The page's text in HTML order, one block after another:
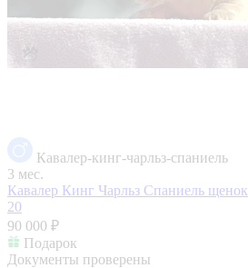
Кавалер-кинг-чарльз-спаниель
3 мес.
Кавалер Кинг Чарльз Спаниель щенок
20
90 000 ₽
Подарок
Документы проверены